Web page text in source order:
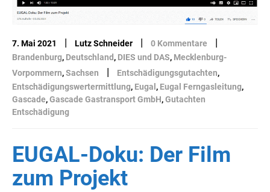
7. Mai 2021 | Lutz Schneider | 0 Kommentare |
Brandenburg, Deutschland , DIES und DAS, Mecklenburg-
Vorpommern,Sachsen | Entschädigungsgutachten,
Entschädigungswertermittlung, Eugal , Eugal Ferngasleitung,
Gascade,Gascade Gastransport GmbH,Gutachten
Entschädigung
EUGAL-Doku: Der Film
zum Projekt